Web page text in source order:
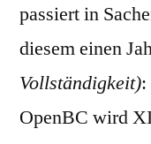
passiert in
diesem einen
Vollständigkeit)
OpenBC wird